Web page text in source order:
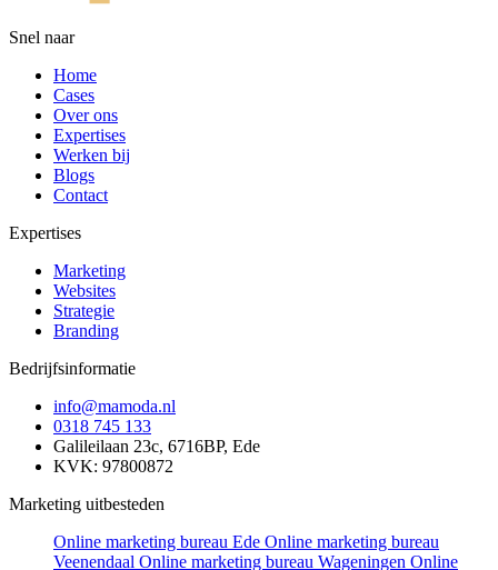
Snel naar
Home
Cases
Over ons
Expertises
Werken bij
Blogs
Contact
Expertises
Marketing
Websites
Strategie
Branding
Bedrijfsinformatie
info@mamoda.nl
0318 745 133
Galileilaan 23c, 6716BP, Ede
KVK: 97800872
Marketing uitbesteden
Online marketing bureau Ede Online marketing bureau
Veenendaal Online marketing bureau Wageningen Online